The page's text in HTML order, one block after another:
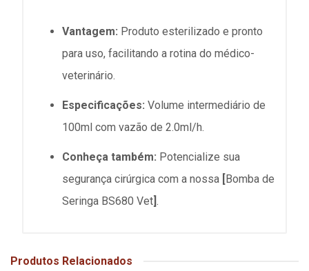
Vantagem: Produto esterilizado e pronto
para uso, facilitando a rotina do médico-
veterinário.
Especificações: Volume intermediário de
100ml com vazão de 2.0ml/h.
Conheça também: Potencialize sua
segurança cirúrgica com a nossa [Bomba de
Seringa BS680 Vet].
Produtos Relacionados